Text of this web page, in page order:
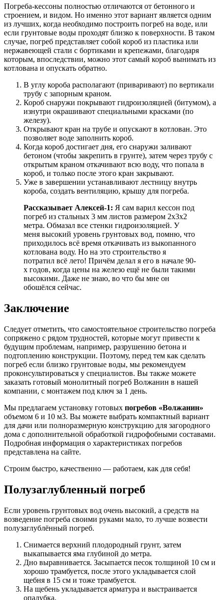
Погреба-кессоны полностью отличаются от бетонного и
строением, и видом. Но именно этот вариант является одним
из лучших, когда необходимо построить погреб на воде, или
если грунтовые воды проходят близко к поверхности. В таком
случае, погреб представляет собой короб из пластика или
нержавеющей стали с бортиками и крепежами, благодаря
которым, впоследствии, можно этот самый короб вынимать из
котлована и опускать обратно.
В углу короба располагают (приваривают) по вертикали
трубу с запорным краном.
Короб снаружи покрывают гидроизоляцией (битумом), а
изнутри окрашивают специальными красками (по
железу).
Открывают кран на трубе и опускают в котлован. Это
позволяет воде заполнить короб.
Когда короб достигает дня, его снаружи заливают
бетоном (чтобы закрепить в грунте), затем через трубу с
открытым краном откачивают всю воду, что попала в
короб, и только после этого кран закрывают.
Уже в завершении устанавливают лестницу внутрь
короба, создать вентиляцию, крышу для погреба.
Рассказывает Алексей-1: Я сам варил кессон под
погреб из стальных 3 мм листов размером 2х3х2
метра. Обмазал все стенки гидроизоляцией. У
меня высокий уровень грунтовых вод, помню, что
приходилось всё время откачивать из выкопанного
котлована воду. Но на это строительство я
потратил всё лето! Причём делал я его в начале 90-
х годов, когда цены на железо ещё не были такими
высокими. Даже не знаю, во что бы мне он
обошёлся сейчас.
Заключение
Следует отметить, что самостоятельное строительство погреба
сопряжено с рядом трудностей, которые могут привести к
будущим проблемам, например, разрушению бетона и
подтоплению конструкции. Поэтому, перед тем как сделать
погреб если близко грунтовые воды, мы рекомендуем
проконсультироваться у специалистов. Вы также можете
заказать готовый монолитный погреб Волжанин в нашей
компании, с монтажем под ключ за 1 день.
Мы предлагаем установку готовых погребов «Волжанин»
объемом 6 и 10 м3. Вы можете выбрать компактный вариант
для дачи или полноразмерную конструкцию для загородного
дома с дополнительной обработкой гидрофобными составами.
Подробная информация о характеристиках погребов
представлена на сайте.
Строим быстро, качественно — работаем, как для себя!
Полузаглубленный погреб
Если уровень грунтовых вод очень высокий, а средств на
возведение погреба своими руками мало, то лучше возвести
полузаглублённый погреб.
Снимается верхний плодородный грунт, затем
выкапывается яма глубиной до метра.
Дно выравнивается. Засыпается песок толщиной 10 см и
хорошо трамбуется, после этого укладывается слой
щебня в 15 см и тоже трамбуется.
На щебень укладывается арматура и выстраивается
опалубка.